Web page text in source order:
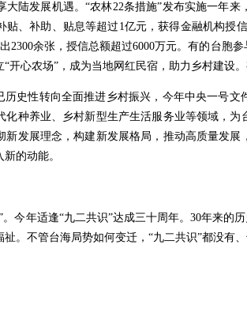
陆发展机遇。“农林22条措施”发布实施一年
贴、补助、贴息等超过1亿元，获得金融机构授
2300余张，授信总额超过6000万元。有的台胞
开心农场”，成为当地网红民宿，助力乡村建设
史性转向全面推进乡村振兴，今年中央一号文
化种养业、乡村新型生产生活服务业等领域，
新发展理念，构建新发展格局，推动高质量发
的动能。
年适逢“九二共识”达成三十周年。30年来的
。不管台海局势如何变迁，“九二共识”都没有